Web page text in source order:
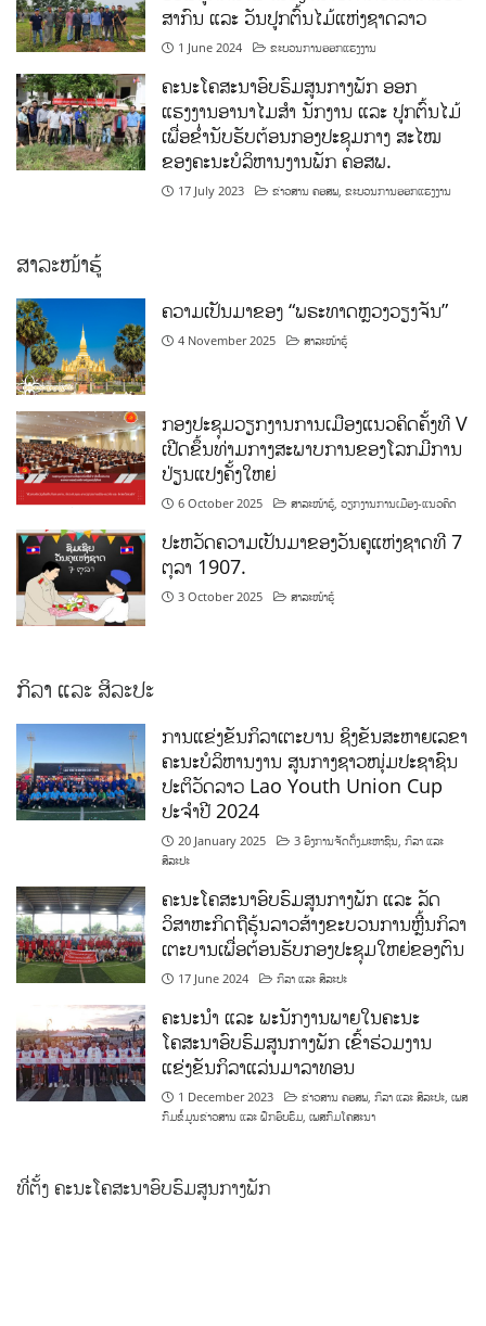
ສາກົນ ແລະ ວັນປູກຕົ້ນໄມ້ແຫ່ງຊາດລາວ
1 June 2024 ຂະບວນການອອກແຮງງານ
ຄະນະໂຄສະນາອົບຮົມສູນກາງພັກ ອອກ
ແຮງງານອານາໄມສໍາ ນັກງານ ແລະ ປູກຕົ້ນໄມ້
ເພື່ອຂໍ່ານັບຮັບຕ້ອນກອງປະຊຸມກາງ ສະໄໝ
ຂອງຄະນະບໍລິຫານງານພັກ ຄອສພ.
17 July 2023 ຂ່າວສານ ຄອສພ ,ຂະບວນການອອກແຮງງານ
ສາລະໜ້າຮູ້
ຄວາມເປັນມາຂອງ “ພຣະທາດຫຼວງວຽງຈັນ”
4 November 2025 ສາລະໜ້າຮູ້
ກອງປະຊຸມວຽກງານການເມືອງແນວຄິດຄັ້ງທີ V
ເປີດຂຶ້ນທ່າມກາງສະພາບການຂອງໂລກມີການ
ປ່ຽນແປງຄັ້ງໃຫຍ່
6 October 2025 ສາລະໜ້າຮູ້ ,ວຽກງານການເມືອງ-ແນວຄິດ
ປະຫວັດຄວາມເປັນມາຂອງວັນຄູແຫ່ງຊາດທີ 7
ຕຸລາ 1907.
3 October 2025 ສາລະໜ້າຮູ້
ກິລາ ແລະ ສິລະປະ
ການແຂ່ງຂັນກິລາເຕະບານ ຊິງຂັນສະຫາຍເລຂາ
ຄະນະບໍລິຫານງານ ສູນກາງຊາວໜຸ່ມປະຊາຊົນ
ປະຕິວັດລາວ Lao Youth Union Cup
ປະຈຳປີ 2024
20 January 2025 3 ອົງການຈັດຕັ້ງມະຫາຊົນ,ກິລາ ແລະ
ສິລະປະ
ຄະນະໂຄສະນາອົບຮົມສູນກາງພັກ ແລະ ລັດ
ວິສາຫະກິດຖືຮຸ້ນລາວສ້າງຂະບວນການຫຼີ້ນກິລາ
ເຕະບານເພື່ອຕ້ອນຮັບກອງປະຊຸມໃຫຍ່ຂອງຕົນ
17 June 2024 ກິລາ ແລະ ສິລະປະ
ຄະນະນຳ ແລະ ພະນັກງານພາຍໃນຄະນະ
ໂຄສະນາອົບຮົມສູນກາງພັກ ເຂົ້າຮ່ວມງານ
ແຂ່ງຂັນກິລາແລ່ນມາລາທອນ
1 December 2023 ຂ່າວສານ ຄອສພ,ກິລາ ແລະ ສິລະປະ,ເພສ
ກົມຂໍ້ມູນຂ່າວສານ ແລະ ຝຶກອົບຮົມ,ເພສກົມໂຄສະນາ
ທີ່ຕັ້ງ ຄະນະໂຄສະນາອົບຮົມສູນກາງພັກ